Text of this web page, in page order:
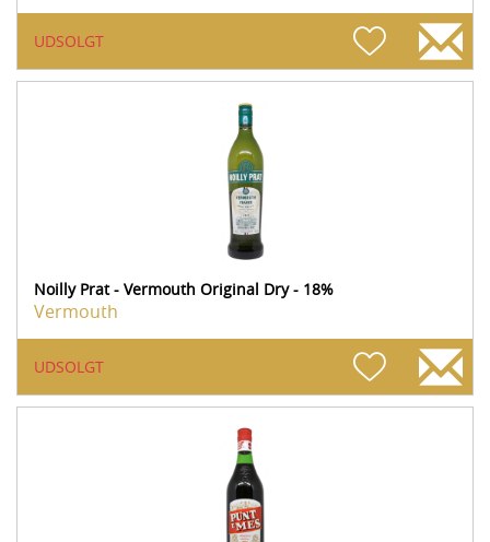
UDSOLGT
Noilly Prat - Vermouth Original Dry - 18%
Vermouth
UDSOLGT